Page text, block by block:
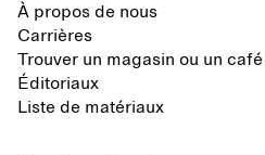
À propos de nous
Carrières
Trouver un magasin ou un café
Éditoriaux
Liste de matériaux